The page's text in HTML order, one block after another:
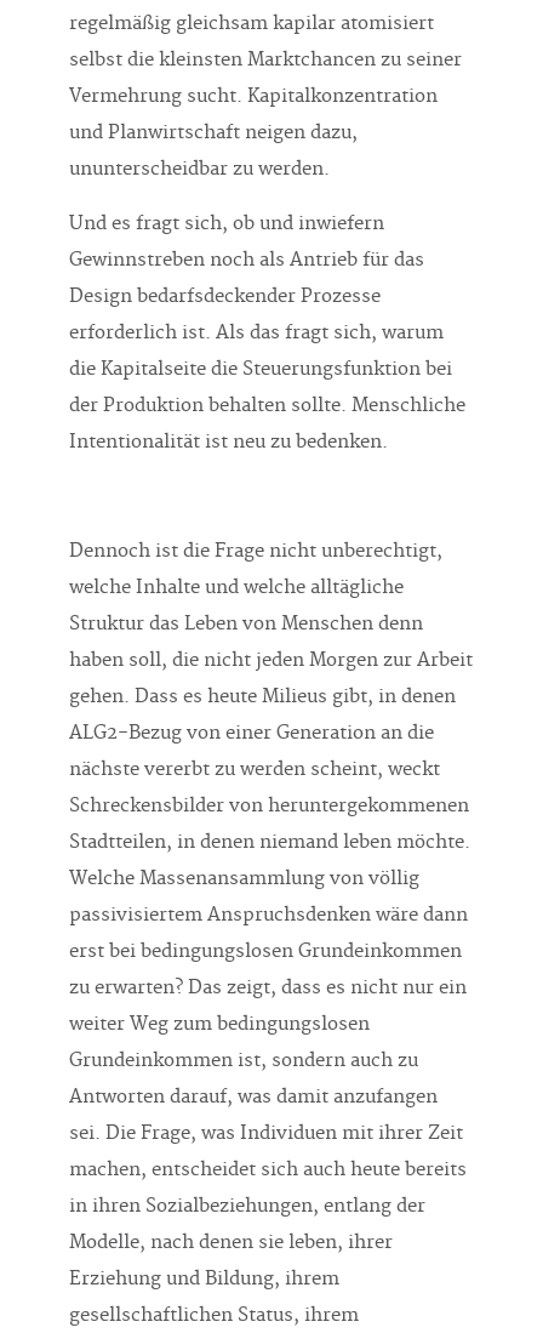
regelmäßig gleichsam kapilar atomisiert
selbst die kleinsten Marktchancen zu seiner
Vermehrung sucht. Kapitalkonzentration
und Planwirtschaft neigen dazu,
ununterscheidbar zu werden.
Und es fragt sich, ob und inwiefern
Gewinnstreben noch als Antrieb für das
Design bedarfsdeckender Prozesse
erforderlich ist. Als das fragt sich, warum
die Kapitalseite die Steuerungsfunktion bei
der Produktion behalten sollte. Menschliche
Intentionalität ist neu zu bedenken.
Dennoch ist die Frage nicht unberechtigt,
welche Inhalte und welche alltägliche
Struktur das Leben von Menschen denn
haben soll, die nicht jeden Morgen zur Arbeit
gehen. Dass es heute Milieus gibt, in denen
ALG2-Bezug von einer Generation an die
nächste vererbt zu werden scheint, weckt
Schreckensbilder von heruntergekommenen
Stadtteilen, in denen niemand leben möchte.
Welche Massenansammlung von völlig
passivisiertem Anspruchsdenken wäre dann
erst bei bedingungslosen Grundeinkommen
zu erwarten? Das zeigt, dass es nicht nur ein
weiter Weg zum bedingungslosen
Grundeinkommen ist, sondern auch zu
Antworten darauf, was damit anzufangen
sei. Die Frage, was Individuen mit ihrer Zeit
machen, entscheidet sich auch heute bereits
in ihren Sozialbeziehungen, entlang der
Modelle, nach denen sie leben, ihrer
Erziehung und Bildung, ihrem
gesellschaftlichen Status, ihrem